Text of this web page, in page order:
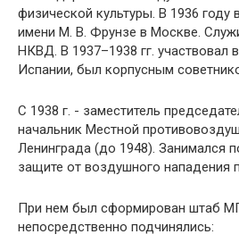
физической культуры. В 1936
имени М. В. Фрунзе в Москве.
НКВД. В 1937–1938 гг. участвовал
Испании, был корпусным
С 1938 г. - заместитель
начальник Местной
Ленинграда (до 1948). Занимался
защите от воздушного нападения
При нем был сформирован штаб
непосредственно подчинялись: